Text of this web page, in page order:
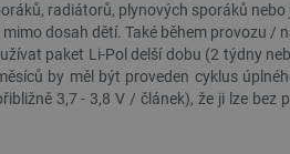
radiátorů, plynových sporáků
dosah dětí. Také během provozu
paket Li-Pol delší dobu (2 týdny
by měl být proveden cyklus
3,7 - 3,8 V / článek), že ji lze
_lb .botland.cz
critData botland.cz